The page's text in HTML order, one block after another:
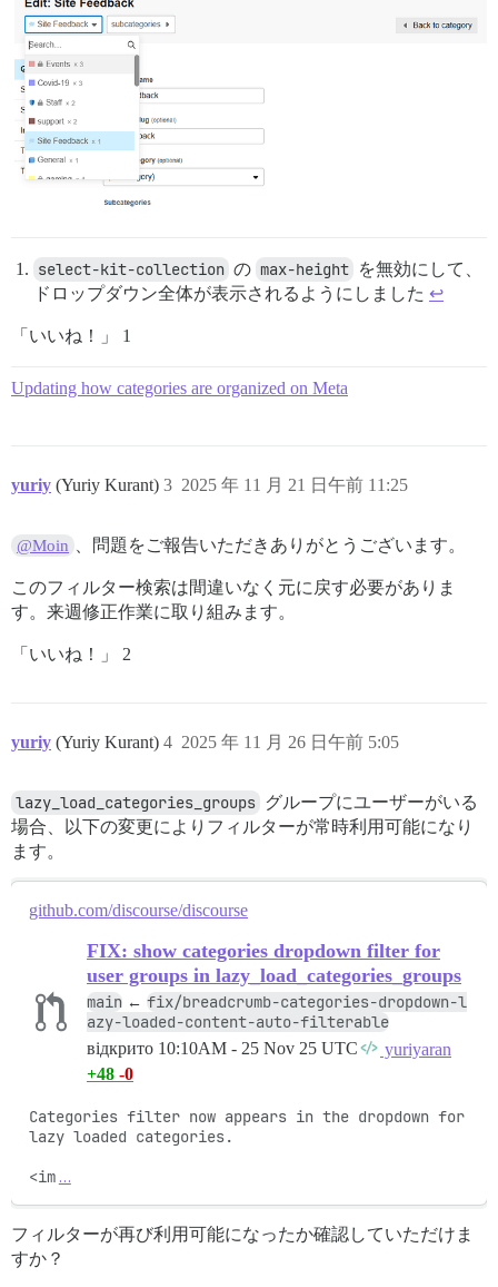
select-kit-collection の max-height を無効にして、
ドロップダウン全体が表示されるようにしました ↩︎
「いいね！」 1
Updating how categories are organized on Meta
yuriy (Yuriy Kurant) 2025 年 11 月 21 日午前 11:25
3
@Moin 、問題をご報告いただきありがとうございます。
このフィルター検索は間違いなく元に戻す必要がありま
す。来週修正作業に取り組みます。
「いいね！」 2
yuriy (Yuriy Kurant) 2025 年 11 月 26 日午前 5:05
4
lazy_load_categories_groups グループにユーザーがいる
場合、以下の変更によりフィルターが常時利用可能になり
ます。
github.com/discourse/discourse
FIX: show categories dropdown filter for
user groups in lazy_load_categories_groups
main ← fix/breadcrumb-categories-dropdown-l
azy-loaded-content-auto-filterable
відкрито 10:10AM - 25 Nov 25 UTC
yuriyaran
+48 -0
Categories filter now appears in the dropdown for
lazy loaded categories.
<im …
フィルターが再び利用可能になったか確認していただけま
すか？